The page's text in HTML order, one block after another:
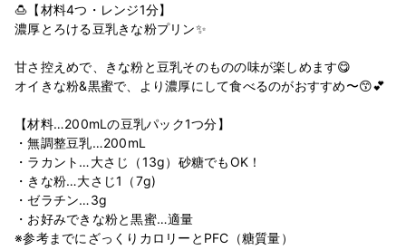
🍮【材料4つ・レンジ1分】
濃厚とろける豆乳きな粉プリン✨
甘さ控えめで、きな粉と豆乳そのものの味が楽しめます😋
オイきな粉&黒蜜で、より濃厚にして食べるのがおすすめ〜😙💕
【材料…200mLの豆乳パック1つ分】
・無調整豆乳…200mL
・ラカント…大さじ（13g）砂糖でもOK！
・きな粉…大さじ1（7g)
・ゼラチン…3g
・お好みできな粉と黒蜜…適量
※参考までにざっくりカロリーとPFC（糖質量）